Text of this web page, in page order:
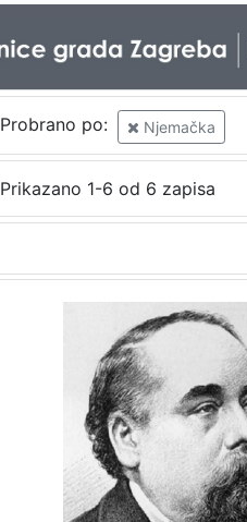
Probrano po: Njemačka
Prikazano 1-6 od 6 zapisa